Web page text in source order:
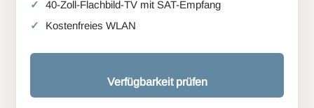
40-Zoll-Flachbild-TV mit SAT-Empfang
Kostenfreies WLAN
Verfügbarkeit prüfen